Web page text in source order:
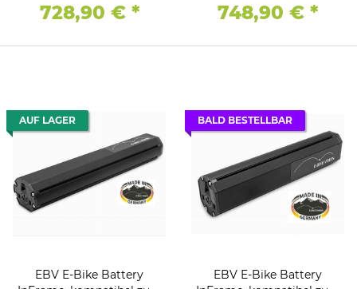
728,90 € * 748,90 € *
AUF LAGER
EBV E-Bike Battery
BALD BESTELLBAR
EBV E-Bike Battery